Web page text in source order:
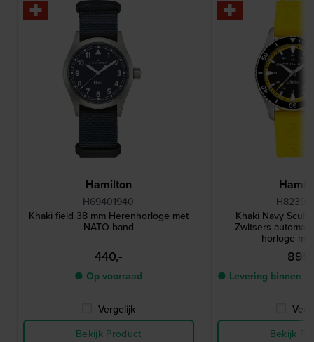
Hamilton
H69401940
Khaki field 38 mm Herenhorloge met
NATO-band
440,-
● Op voorraad
Vergelijk
Bekijk Product
Khaki Navy
Zwitsers
horloge
● Levering binnen 2
Bekijk